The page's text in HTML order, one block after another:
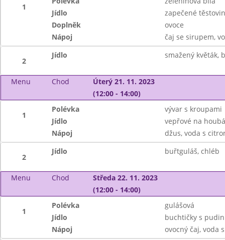
1
Jídlo
zapečené
Doplněk
ovoce
Nápoj
čaj se sirupem,
2
Jídlo smažený květák,
Menu Chod
Úterý 21. 11. 2023
(12:00 - 14:00)
1
Polévka
vývar s kroupami
Jídlo
vepřové na
Nápoj
džus, voda s
2
Jídlo buřtguláš, chléb
Menu Chod
Středa 22. 11. 2023
(12:00 - 14:00)
1
Polévka
gulášová
Jídlo
buchtičky s
Nápoj
ovocný čaj, voda